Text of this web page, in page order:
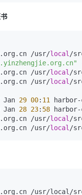
/usr/local /
/usr/local /
/usr/local /
Jan 29 00: 11
Jan 28 23: 58
/usr/local /
/usr/local /
/usr/local/